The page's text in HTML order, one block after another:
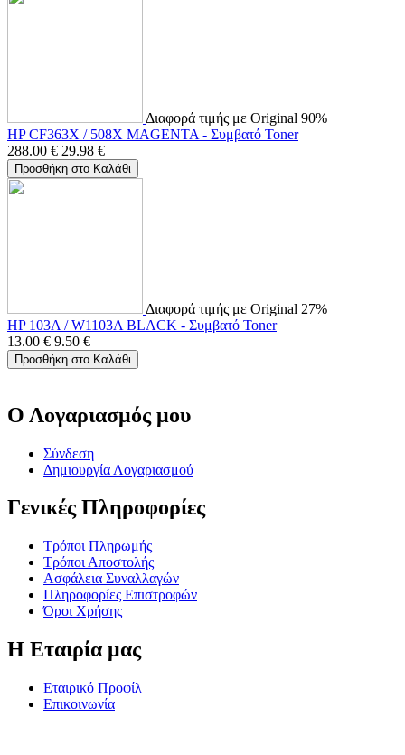
Διαφορά τιμής με Original 90%
HP CF363X / 508X MAGENTA - Συμβατό Toner
288.00 € 29.98 €
Προσθήκη στο Καλάθι
Διαφορά τιμής με Original 27%
HP 103A / W1103A BLACK - Συμβατό Toner
13.00 € 9.50 €
Προσθήκη στο Καλάθι
Ο Λογαριασμός μου
Σύνδεση
Δημιουργία Λογαριασμού
Γενικές Πληροφορίες
Τρόποι Πληρωμής
Τρόποι Αποστολής
Ασφάλεια Συναλλαγών
Πληροφορίες Επιστροφών
Όροι Χρήσης
Η Εταιρία μας
Εταιρικό Προφίλ
Επικοινωνία